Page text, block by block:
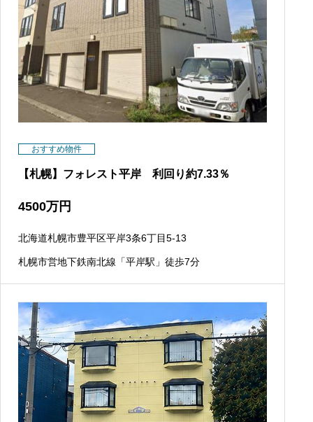
おすすめ物件
【札幌】フォレスト平岸 利回り約7.33％
4500万円
北海道札幌市豊平区平岸3条6丁目5-13
札幌市営地下鉄南北線「平岸駅」徒歩7分